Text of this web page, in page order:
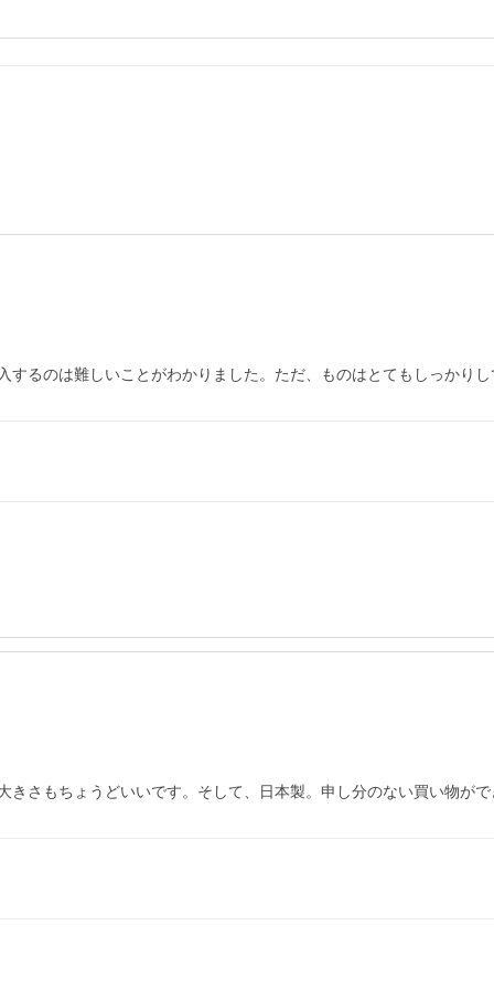
るのは難しいことがわかりました。ただ、ものはとてもしっかりし
さもちょうどいいです。そして、日本製。申し分のない買い物がで